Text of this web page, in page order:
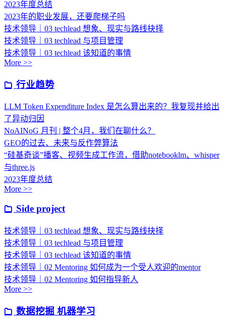
2023年度总结
2023年的职业发展，还要爬梯子吗
技术领导｜03 techlead 想象、现实与路线抉择
技术领导｜03 techlead 与项目管理
技术领导｜03 techlead 该知道的事情
More >>
行业趋势
LLM Token Expenditure Index 是怎么算出来的？我复现并给出
了异动归因
NoAINoG 月刊 | 整个4月，我们在聊什么？
GEO的过去、未来与反作弊算法
“硅基奇谈”播客、视频生成工作流，借助notebooklm、whisper
与three.js
2023年度总结
More >>
Side project
技术领导｜03 techlead 想象、现实与路线抉择
技术领导｜03 techlead 与项目管理
技术领导｜03 techlead 该知道的事情
技术领导｜02 Mentoring 如何成为一个受人欢迎的mentor
技术领导｜02 Mentoring 如何指导新人
More >>
数据挖掘 机器学习